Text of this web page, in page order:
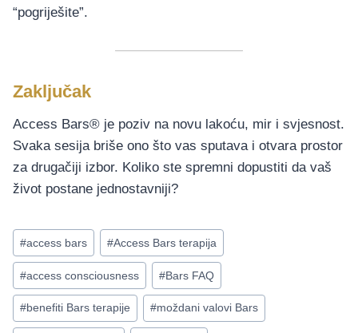
“pogriješite”.
Zaključak
Access Bars® je poziv na novu lakoću, mir i svjesnost.
Svaka sesija briše ono što vas sputava i otvara prostor
za drugačiji izbor. Koliko ste spremni dopustiti da vaš
život postane jednostavniji?
Post
Tags:
#access bars #Access Bars terapija
#access consciousness #Bars FAQ
#benefiti Bars terapije #moždani valovi Bars